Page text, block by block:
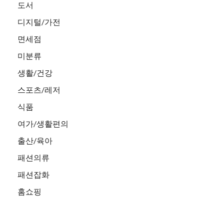
도서
디지털/가전
면세점
미분류
생활/건강
스포츠/레저
식품
여가/생활편의
출산/육아
패션의류
패션잡화
홈쇼핑